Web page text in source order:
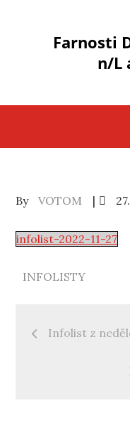
Farnosti
n/L
By VOTOM
infolist-2022-11-27
INFOLISTY
Infolist z